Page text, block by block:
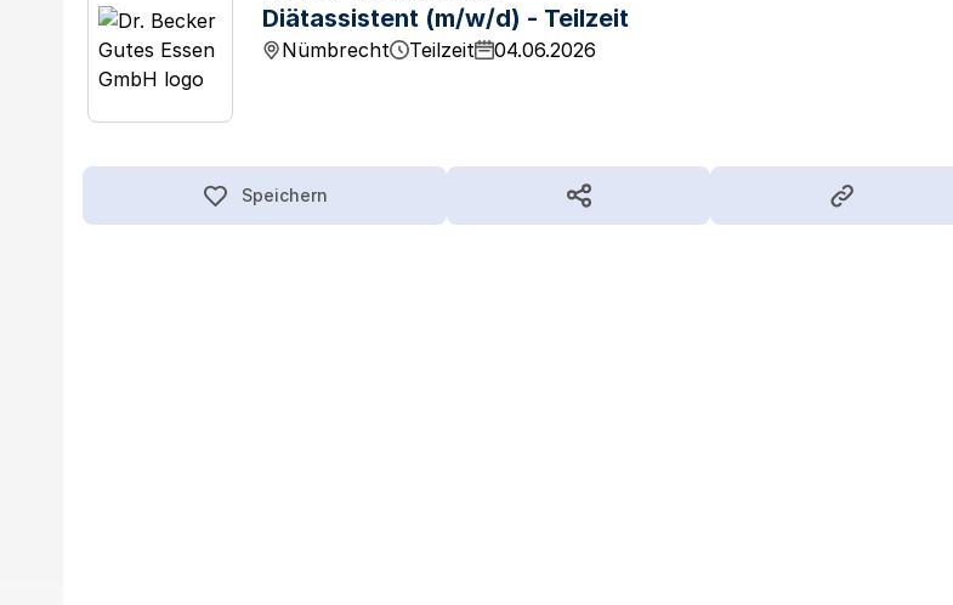
Diätassistent (m/w/d) - Teilzeit
Nümbrecht Teilzeit 04.06.2026
Speichern